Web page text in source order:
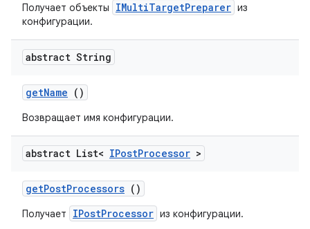
Получает объекты IMultiTargetPreparer из
конфигурации.
abstract String
getName ()
Возвращает имя конфигурации.
abstract List< IPostProcessor >
getPostProcessors ()
Получает IPostProcessor из конфигурации.